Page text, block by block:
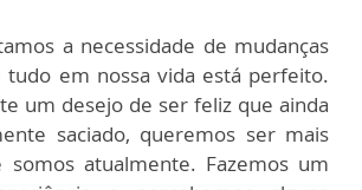
a necessidade de mudanças
em nossa vida está perfeito.
um desejo de ser feliz que ainda
saciado, queremos ser mais
atualmente. Fazemos um